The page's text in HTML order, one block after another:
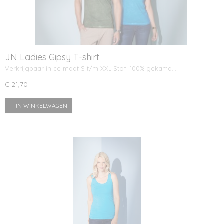
JN Ladies Gipsy T-shirt
Verkrijgbaar in de maat S t/m XXL Stof: 100% gekamd…
€ 21,70
IN WINKELWAGEN